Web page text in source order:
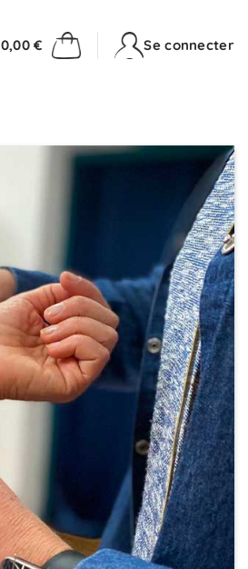
0,00€ Se connecter